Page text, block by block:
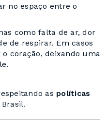
no espaço entre o
como falta de ar, dor
de respirar. Em casos
coração, deixando uma
as políticas